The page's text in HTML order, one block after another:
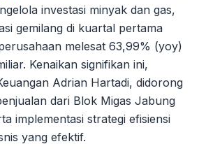
investasi minyak dan gas,
gemilang di kuartal pertama
melesat 63,99% (yoy)
Kenaikan signifikan ini,
Adrian Hartadi, didorong
dari Blok Migas Jabung
implementasi strategi efisiensi
yang efektif.